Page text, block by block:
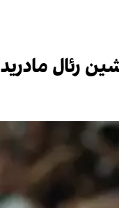
رئال مادرید